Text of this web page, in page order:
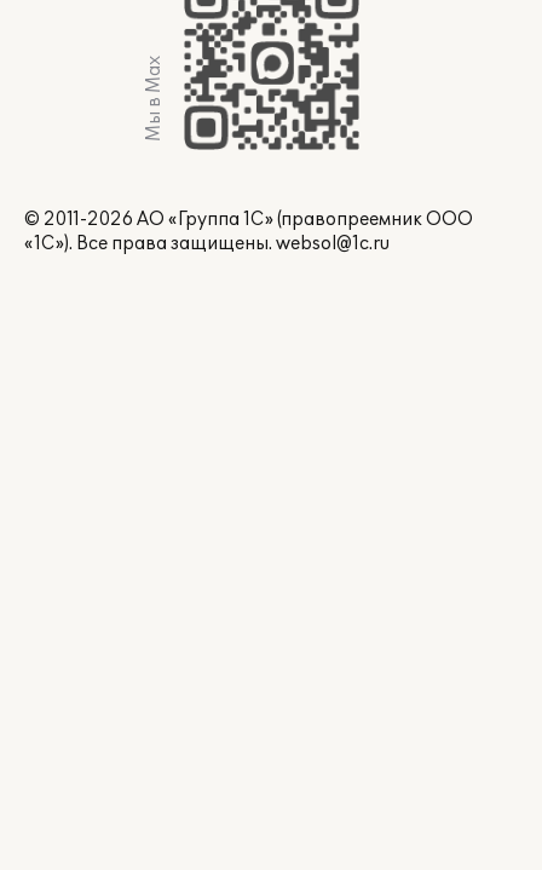
Мы в Max
© 2011-2026 АО «Группа 1С» (правопреемник ООО
«1С»). Все права защищены. websol@1c.ru